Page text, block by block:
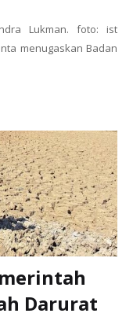
Lukman. foto: ist
menugaskan Badan
Darurat